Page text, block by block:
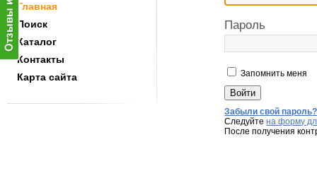
Главная
Поиск
Каталог
Контакты
Карта сайта
Пароль
Запомнить меня
Забыли свой пароль?
Следуйтена форму
После получения